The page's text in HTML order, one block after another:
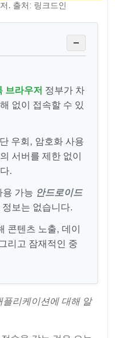
. 출처: 링크드인
−
브라우저 정부가 차
없이 접속할 수 있
우회, 암호화 사용
서버를 제한 없이
.
용 가능 안드로이드
보는 없습니다.
콘텐츠 노출, 데이
리고 잠재적인 중
리케이션에 대해 알